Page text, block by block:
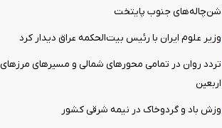
شن‌چاله‌های جنوب پایتخت
وزیر علوم ایران با رئیس بیت‌الحکمه عراق دیدار کرد
تردد روان در تمامی محورهای شمالی و مسیرهای مرزهای
اربعین
وزش باد و گردوخاک در نیمه شرقی کشور